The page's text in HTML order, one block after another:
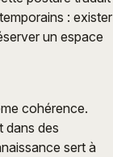
: exister
un espace
cohérence.
dans des
sert à